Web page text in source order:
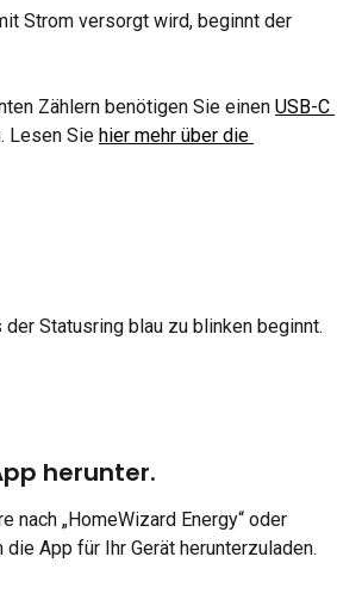
Strom versorgt wird, beginnt der
Zählern benötigen Sie einen USB-C
Lesen Sie hier mehr über die
Statusring blau zu blinken beginnt.
herunter.
nach „HomeWizard Energy“ oder
App für Ihr Gerät herunterzuladen.